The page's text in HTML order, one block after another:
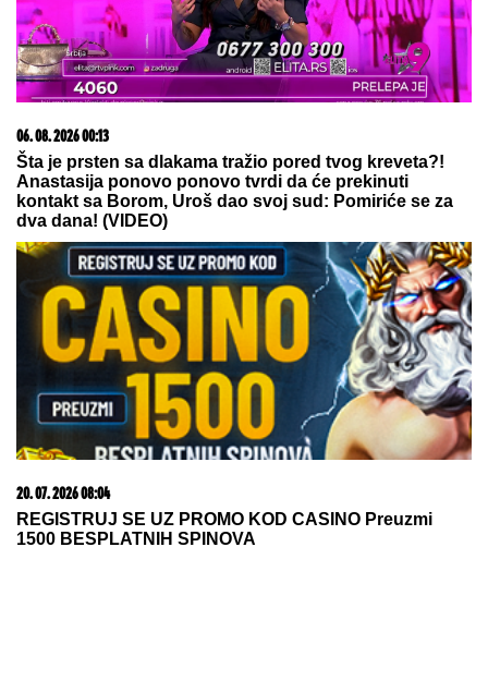
06. 08. 2026 00:13
Šta je prsten sa dlakama tražio pored tvog kreveta?!
Anastasija ponovo ponovo tvrdi da će prekinuti
kontakt sa Borom, Uroš dao svoj sud: Pomiriće se za
dva dana! (VIDEO)
20. 07. 2026 08:04
REGISTRUJ SE UZ PROMO KOD CASINO Preuzmi
1500 BESPLATNIH SPINOVA